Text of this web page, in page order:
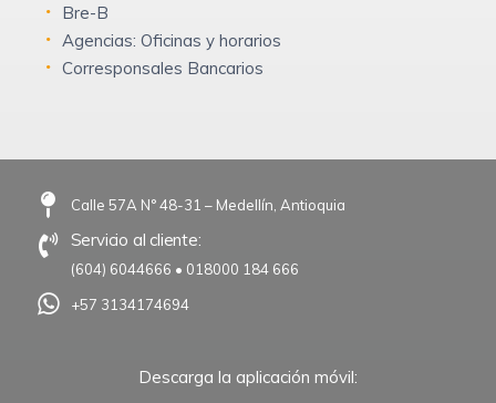
Bre-B
Agencias: Oficinas y horarios
Corresponsales Bancarios
Calle 57A N° 48-31 – Medellín, Antioquia
Servicio al cliente:
(604) 6044666 • 018000 184 666
+57 3134174694
Descarga la aplicación móvil: